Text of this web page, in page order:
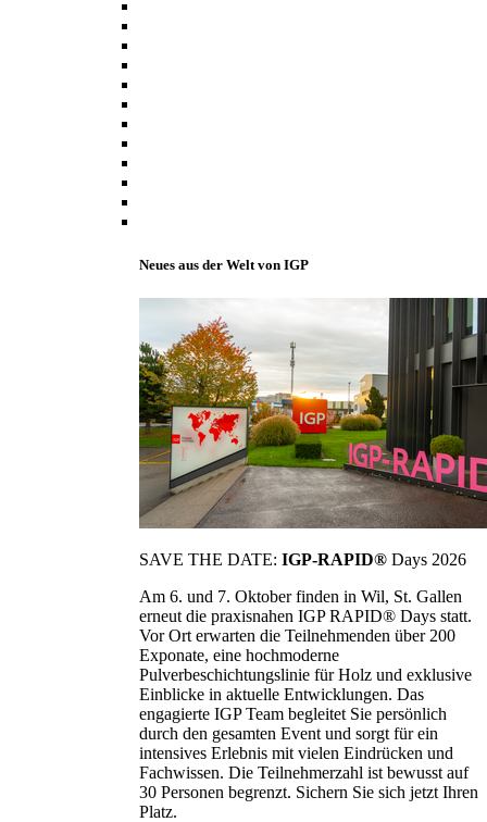
Neues aus der Welt von IGP
SAVE THE DATE: IGP-RAPID® Days 2026
Am 6. und 7. Oktober finden in Wil, St. Gallen
erneut die praxisnahen IGP RAPID® Days statt.
Vor Ort erwarten die Teilnehmenden über 200
Exponate, eine hochmoderne
Pulverbeschichtungslinie für Holz und exklusive
Einblicke in aktuelle Entwicklungen. Das
engagierte IGP Team begleitet Sie persönlich
durch den gesamten Event und sorgt für ein
intensives Erlebnis mit vielen Eindrücken und
Fachwissen. Die Teilnehmerzahl ist bewusst auf
30 Personen begrenzt. Sichern Sie sich jetzt Ihren
Platz.